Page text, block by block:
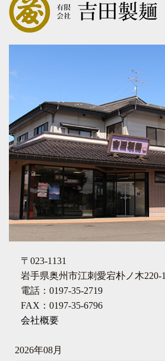
〒023-1131
岩手県奥州市江刺愛宕朴ノ木220-1
電話：0197-35-2719
FAX：0197-35-6796
会社概要
2026年08月